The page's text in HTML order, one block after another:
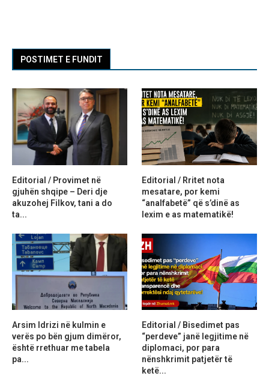
POSTIMET E FUNDIT
Editorial / Provimet në
gjuhën shqipe – Deri dje
akuzohej Filkov, tani a do
ta...
Editorial / Rritet nota
mesatare, por kemi
“analfabetë” që s’dinë as
lexim e as matematikë!
Arsim Idrizi në kulmin e
verës po bën gjum dimëror,
është rrethuar me tabela
pa...
Editorial / Bisedimet pas
“perdeve” janë legjitime në
diplomaci, por para
nënshkrimit patjetër të
ketë...